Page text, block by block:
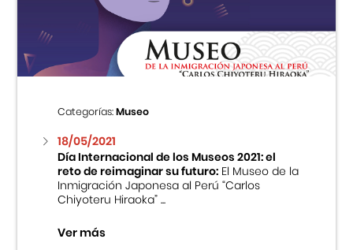
Centro Cultural Peruano Japonés
Cursos
Museo de la Inmigración Japonesa
Fondo Editorial
Teatro Peruano Japonés
Categorías:Museo
18/05/2021
Día Internacional de los Museos 2021: el
reto de reimaginar su futuro:El Museo de la
Inmigración Japonesa al Perú “Carlos
Chiyoteru Hiraoka” ...
Ver más